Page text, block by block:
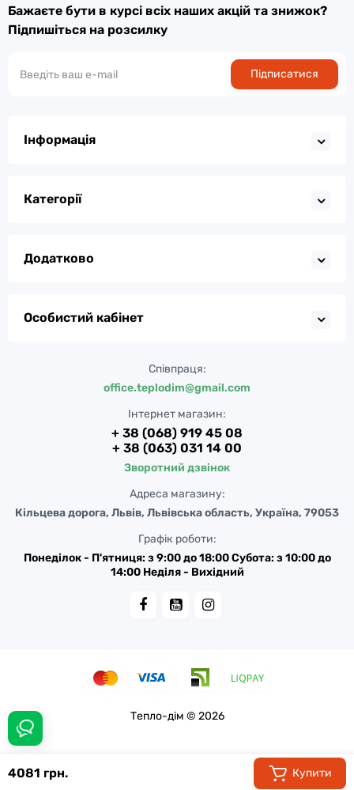
4081 грн. Купити
Бажаєте бути в курсі всіх наших акцій та знижок?
Підпишіться на розсилку
Підписатися
Інформація
Категорії
Додатково
Особистий кабінет
Співпраця:
office.teplodim@gmail.com
Інтернет магазин:
+ 38 (068) 919 45 08
+ 38 (063) 031 14 00
Зворотний дзвінок
Адреса магазину:
Кільцева дорога, Львів, Львівська область, Україна, 79053
Графік роботи:
Понеділок - П'ятниця: з 9:00 до 18:00 Субота: з 10:00 до
14:00 Неділя - Вихідний
Тепло-дім © 2026